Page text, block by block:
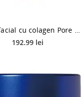
Serum facial cu colagen Pore Tightening Collagen, 50ml, Biodance
192.99 lei